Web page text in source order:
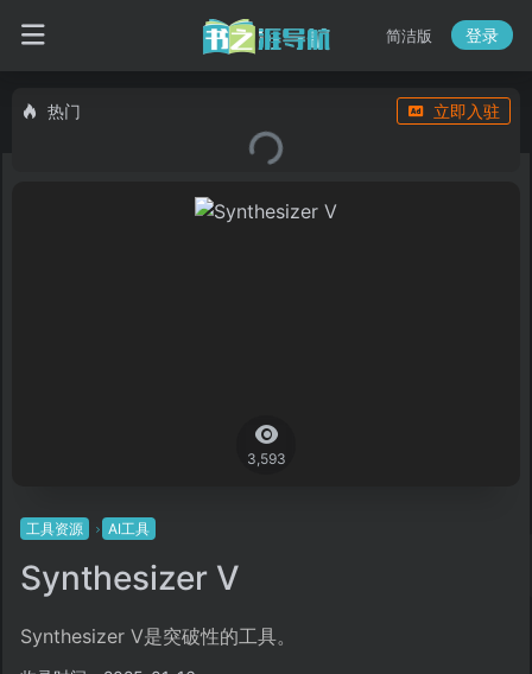
简洁版 登录
热门 立即入驻
3,593
工具资源 AI工具
Synthesizer V
Synthesizer V是突破性的工具。